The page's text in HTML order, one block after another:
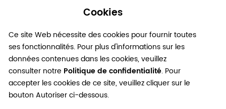
Cookies
Ce site Web nécessite des cookies pour fournir toutes
ses fonctionnalités. Pour plus d'informations sur les
données contenues dans les cookies, veuillez
consulter notre Politique de confidentialité. Pour
accepter les cookies de ce site, veuillez cliquer sur le
bouton Autoriser ci-dessous.
0